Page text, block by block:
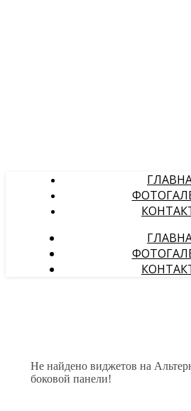
Не найдено виджетов на
боковой панели!